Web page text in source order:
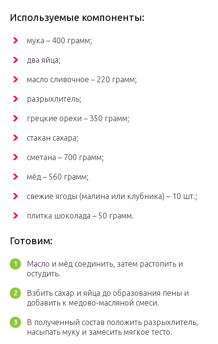
Используемые компоненты:
мука – 400 грамм;
два яйца;
масло сливочное – 220 грамм;
разрыхлитель;
грецкие орехи – 350 грамм;
стакан сахара;
сметана – 700 грамм;
мёд – 560 грамм;
свежие ягоды (малина или клубника) – 10 шт.;
плитка шоколада – 50 грамм.
Готовим:
Масло и мёд соединить, затем растопить и
остудить.
Взбить сахар и яйца до образования пены и
добавить к медово-масляной смеси.
В полученный состав положить разрыхлитель,
насыпать муку и замесить мягкое тесто.